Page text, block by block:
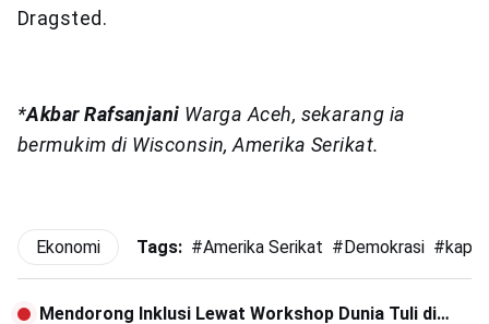
Dragsted.
*Akbar Rafsanjani Warga Aceh, sekarang ia
bermukim di Wisconsin, Amerika Serikat.
Ekonomi Tags: #Amerika Serikat #Demokrasi #
Mendorong Inklusi Lewat Workshop Dunia Tuli di